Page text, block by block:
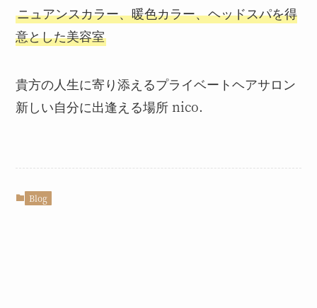
ニュアンスカラー、暖色カラー、ヘッドスパを得
意とした美容室
貴方の人生に寄り添えるプライベートヘアサロン
新しい自分に出逢える場所 nico.
Blog